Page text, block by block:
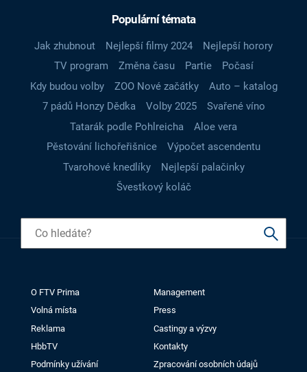
Populární témata
Jak zhubnout Nejlepší filmy 2024
Nejlepší horory
TV program
Změna času Partie
Počasí
Kdy budou volby
ZOO Nové začátky
Auto – katalog
7 pádů Honzy Dědka
Volby 2025
Svařené víno
Tatarák podle Pohlreicha
Aloe vera
Pěstování lichořeřišnice
Výpočet ascendentu
Tvarohové knedlíky
Nejlepší palačinky
Švestkový koláč
O FTV Prima
Management
Volná místa
Press
Reklama
Castingy a výzvy
HbbTV
Kontakty
Podmínky užívání
Zpracování osobních údajů